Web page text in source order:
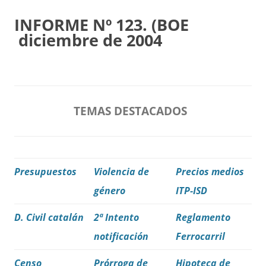
INFORME Nº 123. (BOE
diciembre de 2004
TEMAS DESTACADOS
Presupuestos
Violencia de
género
Precios medios
ITP-ISD
D. Civil catalán
2ª Intento
notificación
Reglamento
Ferrocarril
Censo Prórroga de Hipoteca de